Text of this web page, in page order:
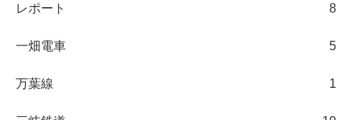
レポート 8
一畑電車 5
万葉線 1